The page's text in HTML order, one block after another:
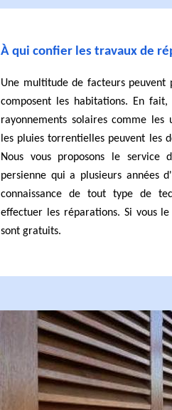
À qui confier les travaux de
Une multitude de facteurs
composent les habitations. En
rayonnements solaires comme
les pluies torrentielles peuvent les
Nous vous proposons le
persienne qui a plusieurs années
connaissance de tout type de
effectuer les réparations. Si vous
sont gratuits.